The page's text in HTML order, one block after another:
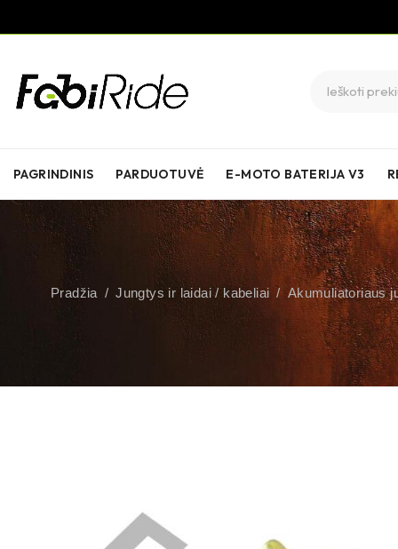
PAGRINDINIS PARDUOTUVĖ E-MOTO BATERIJA V3
Pradžia / Jungtys ir laidai / kabeliai / Akumuliatoriaus